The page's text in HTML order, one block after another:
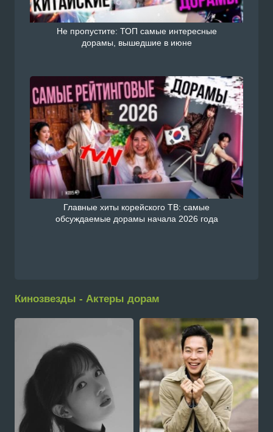
Не пропустите: ТОП самые интересные
дорамы, вышедшие в июне
Главные хиты корейского ТВ: самые
обсуждаемые дорамы начала 2026 года
Кинозвезды - Актеры дорам